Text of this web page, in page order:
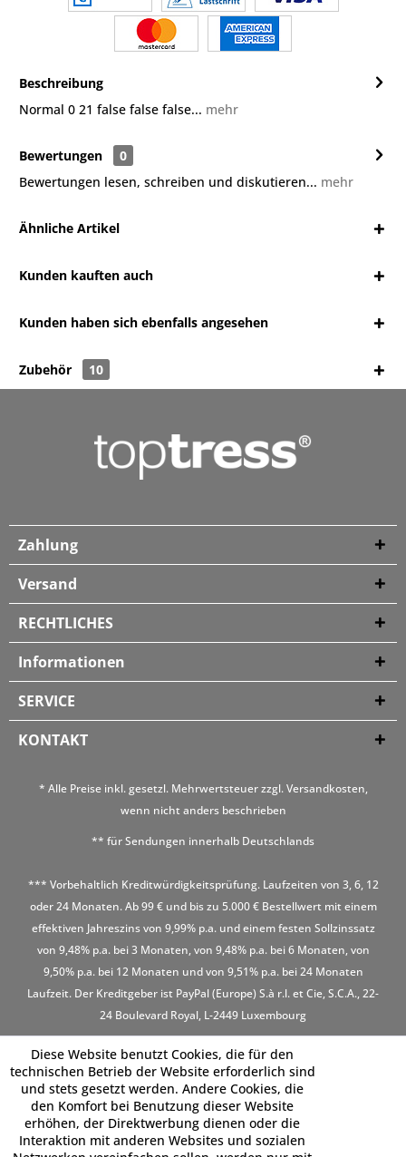
Beschreibung
Normal 0 21 false false false... mehr
Bewertungen
0
Bewertungen lesen, schreiben und diskutieren... mehr
Ähnliche Artikel
Kunden kauften auch
Kunden haben sich ebenfalls angesehen
Zubehör 10
Zahlung
Versand
RECHTLICHES
Informationen
SERVICE
KONTAKT
* Alle Preise inkl. gesetzl. Mehrwertsteuer zzgl.Versandkosten,
wenn nicht anders beschrieben
** für Sendungen innerhalb Deutschlands
*** Vorbehaltlich Kreditwürdigkeitsprüfung. Laufzeiten von 3, 6, 12
oder 24 Monaten. Ab 99 € und bis zu 5.000 € Bestellwert mit einem
effektiven Jahreszins von 9,99% p.a. und einem festen Sollzinssatz
von 9,48% p.a. bei 3 Monaten, von 9,48% p.a. bei 6 Monaten, von
9,50% p.a. bei 12 Monaten und von 9,51% p.a. bei 24 Monaten
Laufzeit. Der Kreditgeber ist PayPal (Europe) S.à r.l. et Cie, S.C.A., 22-
24 Boulevard Royal, L-2449 Luxembourg
Diese Website benutzt Cookies, die für den
technischen Betrieb der Website erforderlich sind
und stets gesetzt werden. Andere Cookies, die
den Komfort bei Benutzung dieser Website
erhöhen, der Direktwerbung dienen oder die
Interaktion mit anderen Websites und sozialen